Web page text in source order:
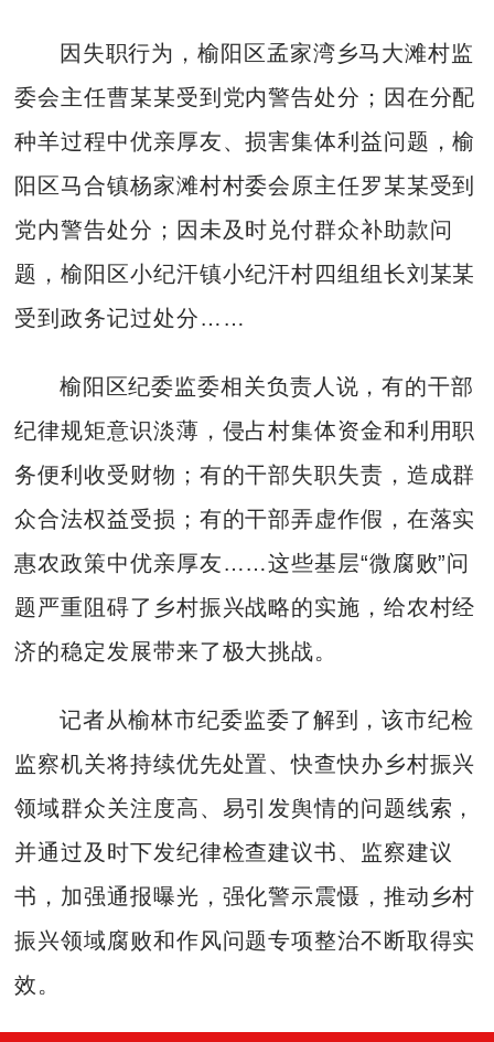
因失职行为，榆阳区孟家湾乡马大滩村监
委会主任曹某某受到党内警告处分；因在分配
种羊过程中优亲厚友、损害集体利益问题，榆
阳区马合镇杨家滩村村委会原主任罗某某受到
党内警告处分；因未及时兑付群众补助款问
题，榆阳区小纪汗镇小纪汗村四组组长刘某某
受到政务记过处分……
榆阳区纪委监委相关负责人说，有的干部
纪律规矩意识淡薄，侵占村集体资金和利用职
务便利收受财物；有的干部失职失责，造成群
众合法权益受损；有的干部弄虚作假，在落实
惠农政策中优亲厚友……这些基层“微腐败”问
题严重阻碍了乡村振兴战略的实施，给农村经
济的稳定发展带来了极大挑战。
记者从榆林市纪委监委了解到，该市纪检
监察机关将持续优先处置、快查快办乡村振兴
领域群众关注度高、易引发舆情的问题线索，
并通过及时下发纪律检查建议书、监察建议
书，加强通报曝光，强化警示震慑，推动乡村
振兴领域腐败和作风问题专项整治不断取得实
效。